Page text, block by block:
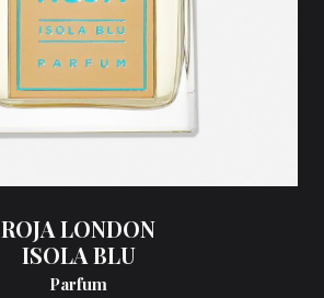
ROJA LONDON
ISOLA BLU
Parfum